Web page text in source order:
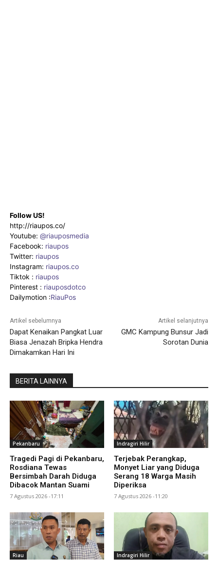
Follow US!
http://riaupos.co/
Youtube: @riauposmedia
Facebook: riaupos
Twitter: riaupos
Instagram: riaupos.co
Tiktok : riaupos
Pinterest : riauposdotco
Dailymotion :RiauPos
Artikel sebelumnya
Dapat Kenaikan Pangkat Luar
Biasa Jenazah Bripka Hendra
Dimakamkan Hari Ini
Artikel selanjutnya
GMC Kampung Bunsur Jadi
Sorotan Dunia
BERITA LAINNYA
Pekanbaru
Tragedi Pagi di Pekanbaru,
Rosdiana Tewas
Bersimbah Darah Diduga
Dibacok Mantan Suami
7 Agustus 2026 -17:11
Indragiri Hilir
Terjebak Perangkap,
Monyet Liar yang Diduga
Serang 18 Warga Masih
Diperiksa
7 Agustus 2026 -11:20
Riau Indragiri Hilir